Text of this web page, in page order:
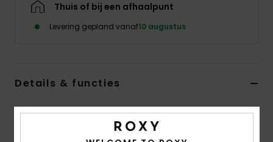
Thuis of bij een afhaalpunt
Levering gepland vanaf10 augustus
Details & functies
Toddlers Blauw Sandalen
Kleurcode lbl